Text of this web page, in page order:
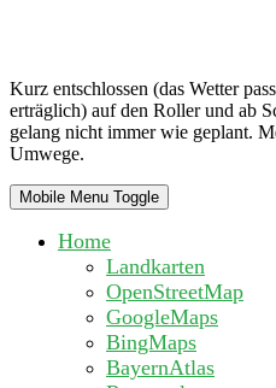
Kurz entschlossen (das Wetter
erträglich) auf den Roller und ab
gelang nicht immer wie geplant.
Umwege.
Mobile Menu Toggle
Home
Landkarten
OpenStreetMap
GoogleMaps
BingMaps
BayernAtlas